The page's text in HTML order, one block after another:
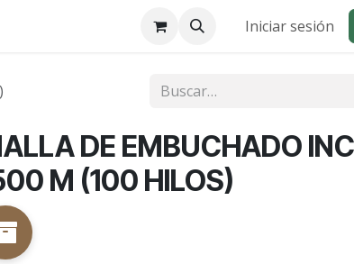
Iniciar sesión
DE EMBUCHADO
M (100 HILOS)